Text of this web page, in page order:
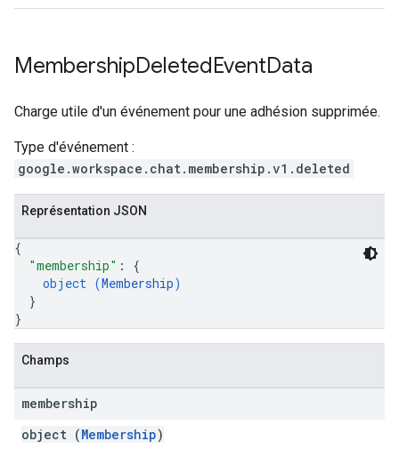
MembershipDeletedEventData
Charge utile d'un événement pour une adhésion supprimée.
Type d'événement :
google.workspace.chat.membership.v1.deleted
Représentation JSON
{
"membership" : {
object (Membership)
}
}
Champs
membership
object (Membership)